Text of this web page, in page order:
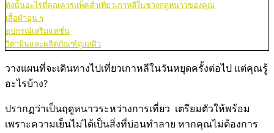
ดังนั้นอะไรที่คุณควรแพ็คสำเที่ยวเกาหลีในช่วงฤดูหนาวของคุณ
เสื้อผ้าอุ่น ๆ
อุปกรณ์เสริมแฟชั่น
วิตามินและผลิตภัณฑ์ดูแลผิว
วางแผนที่จะเดินทางไปเที่ยวเกาหลีในวันหยุดครั้งต่อไป แต่คุณรู้
อะไรบ้าง?
ปรากฏว่าเป็นฤดูหนาวระหว่างการเที่ยว เตรียมตัวให้พร้อม
เพราะความเย็นไม่ได้เป็นสิ่งที่บ่อนทำลาย หากคุณไม่ต้องการ